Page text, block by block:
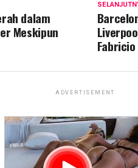
Fabricio
dalam
Meskipun
ADVERTISEMENT